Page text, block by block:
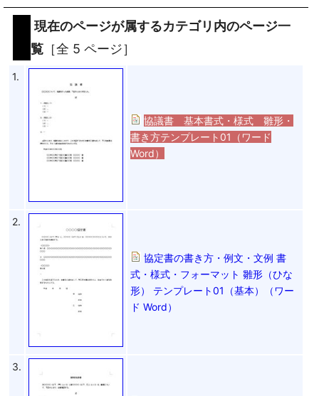
現在のページが属するカテゴリ内のページ一
覧 ［全 5 ページ］
1.
協議書 基本書式・様式 雛形・
書き方テンプレート01（ワード
Word）
2.
協定書の書き方・例文・文例 書
式・様式・フォーマット 雛形（ひな
形） テンプレート01（基本）（ワー
ド Word）
3.